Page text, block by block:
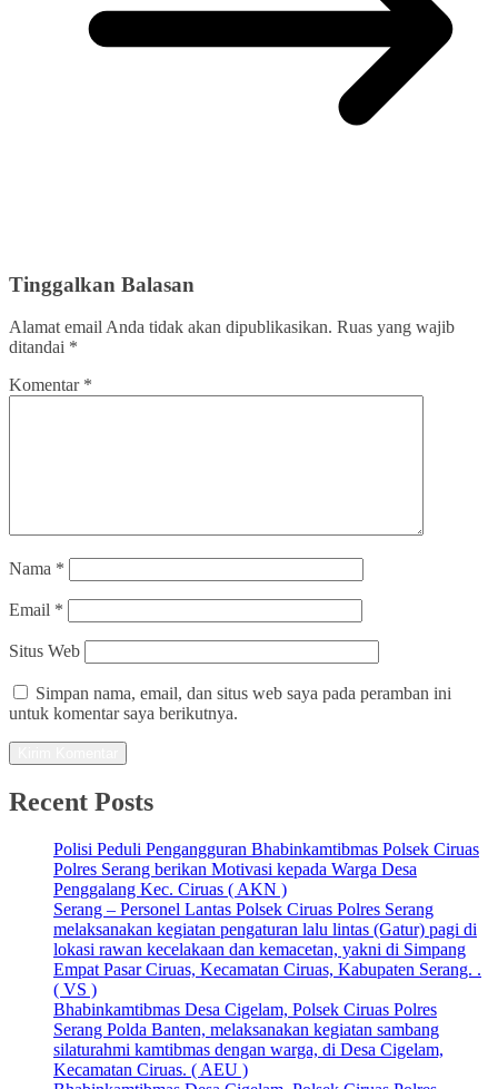
Tinggalkan Balasan
Alamat email Anda tidak akan dipublikasikan. Ruas yang wajib
ditandai *
Komentar *
Nama *
Email *
Situs Web
Simpan nama, email, dan situs web saya pada peramban ini
untuk komentar saya berikutnya.
Recent Posts
Polisi Peduli Pengangguran Bhabinkamtibmas Polsek Ciruas
Polres Serang berikan Motivasi kepada Warga Desa
Penggalang Kec. Ciruas ( AKN )
Serang – Personel Lantas Polsek Ciruas Polres Serang
melaksanakan kegiatan pengaturan lalu lintas (Gatur) pagi di
lokasi rawan kecelakaan dan kemacetan, yakni di Simpang
Empat Pasar Ciruas, Kecamatan Ciruas, Kabupaten Serang. .
( VS )
Bhabinkamtibmas Desa Cigelam, Polsek Ciruas Polres
Serang Polda Banten, melaksanakan kegiatan sambang
silaturahmi kamtibmas dengan warga, di Desa Cigelam,
Kecamatan Ciruas. ( AEU )